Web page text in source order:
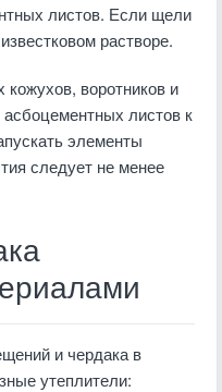
листов. Если щели
растворе.
воротников и
листов к
элементы
следует не менее
и чердака в
утеплители: